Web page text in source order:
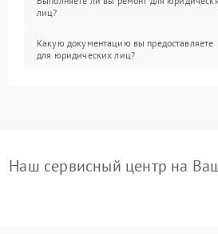
лиц?
Какую документацию вы предоставляете
для юридических лиц?
Наш сервисный центр на